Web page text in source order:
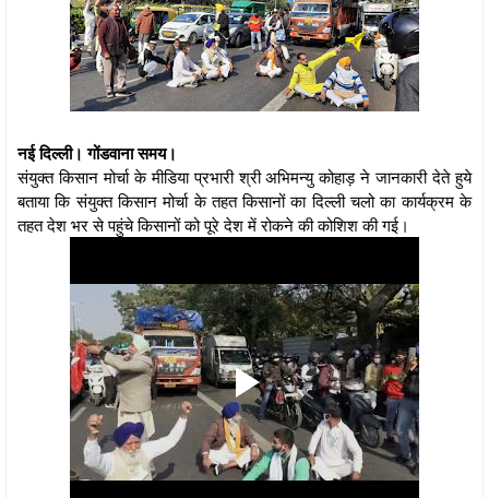
नई दिल्ली। गोंडवाना समय।
संयुक्त किसान मोर्चा के मीडिया प्रभारी श्री अभिमन्यु कोहाड़ ने जानकारी देते हुये
बताया कि संयुक्त किसान मोर्चा के तहत किसानों का दिल्ली चलो का कार्यक्रम के
तहत देश भर से पहुंचे किसानों को पूरे देश में रोकने की कोशिश की गई।